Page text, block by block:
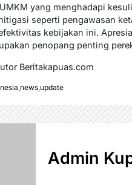
yang menghadapi
seperti pengawasan
kebijakan ini.
penopang penting
Beritakapuas.com
,news,update
Admin